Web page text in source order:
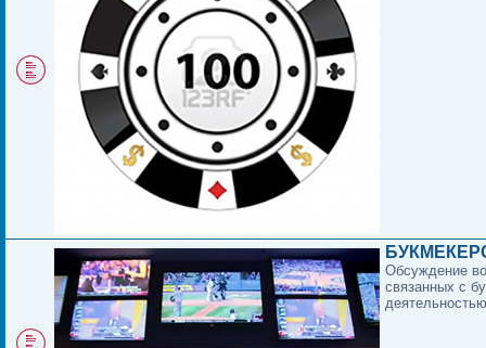
Обсуждение
связанных с